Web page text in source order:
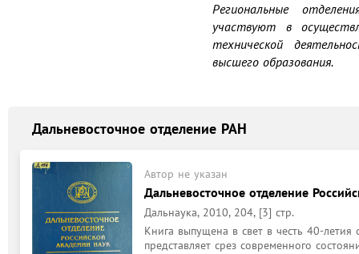
Региональные
участвуют в
технической
высшего образования.
Дальневосточное отделение РАН
Автор не указан
Дальневосточное отделение
Дальнаука, 2010, 204, [3] стр.
Книга выпущена в свет в честь 40-
представляет срез современного